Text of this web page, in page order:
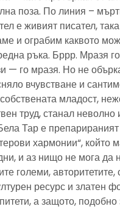
поза. По линия –
е живият писател,
и ограбим каквото
ръка. Бррр. Мразя
— го мразя. Но не
вчувстване и
младост,
труд, станал
Тар е
хармонии“, който
и аз нищо не мога да
големи,
ресурс и златен
а защото,